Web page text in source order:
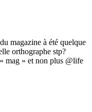
magazine à été quelque
orthographe stp?
mag » et non plus @life